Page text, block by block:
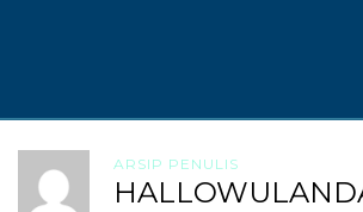
ARSIP PENULIS